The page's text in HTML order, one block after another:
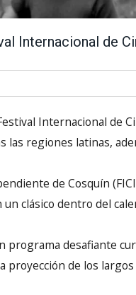
Internacional de
Internacional de
regiones latinas,
de Cosquín
clásico dentro del
programa desafiante
proyección de los